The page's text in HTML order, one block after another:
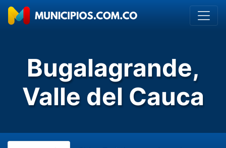
Bugalagrande,
Valle del Cauca